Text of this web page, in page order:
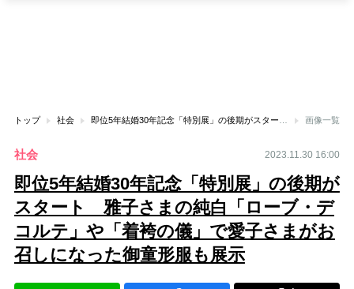
トップ 社会 画像一覧
社会 2023.11.30 16:00
即位5年結婚30年記念「特別展」の後期が
スタート 雅子さまの純白「ローブ・デ
コルテ」や「着袴の儀」で愛子さまがお
召しになった御童形服も展示